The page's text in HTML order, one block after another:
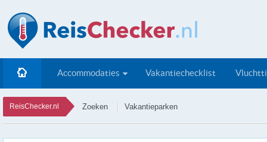
Accommodaties Vakantiechecklist
ReisChecker.nl Zoeken Vakantieparken